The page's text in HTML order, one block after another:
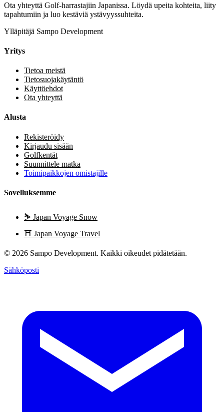
Ota yhteyttä Golf-harrastajiin Japanissa. Löydä upeita kohteita, liity
tapahtumiin ja luo kestäviä ystävyyssuhteita.
Ylläpitäjä Sampo Development
Yritys
Tietoa meistä
Tietosuojakäytäntö
Käyttöehdot
Ota yhteyttä
Alusta
Rekisteröidy
Kirjaudu sisään
Golfkentät
Suunnittele matka
Toimipaikkojen omistajille
Sovelluksemme
⛷️ Japan Voyage Snow
⛩️ Japan Voyage Travel
© 2026 Sampo Development. Kaikki oikeudet pidätetään.
Sähköposti